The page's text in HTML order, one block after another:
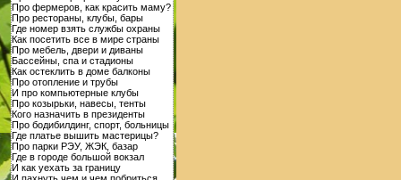
Про фермеров, как красить маму?
Про рестораны, клубы, бары
Где номер взять службы охраны
Как посетить все в мире страны
Про мебель, двери и диваны
Бассейны, спа и стадионы
Как остеклить в доме балконы
Про отопление и трубы
И про компьютерные клубы
Про козырьки, навесы, тенты
Кого назначить в президенты
Про бодибилдинг, спорт, больницы
Где платье вышить мастерицы?
Про парки РЭУ, ЖЭК, базар
Где в городе большой вокзал
И как уехать за границу